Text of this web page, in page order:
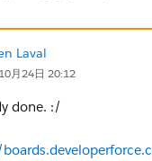
please?
answers.
Laval
月24日 20:12
done. :/